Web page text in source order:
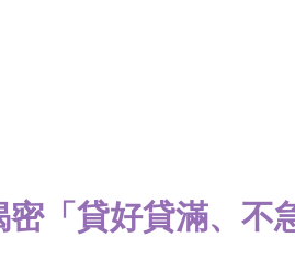
「貸好貸滿、不